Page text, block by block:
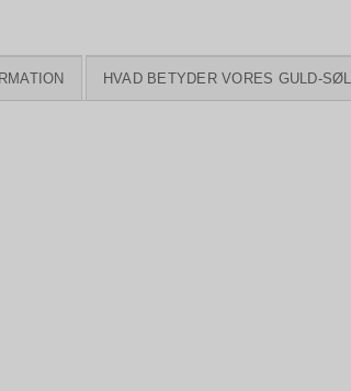
HVAD BETYDER VORES GULD-